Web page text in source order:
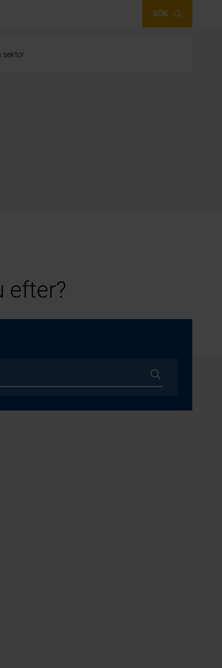
SÖK
sektor
efter?